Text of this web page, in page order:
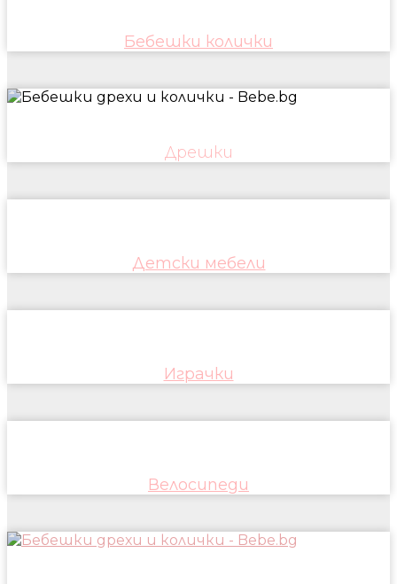
Бебешки колички
Дрешки
Детски мебели
Играчки
Велосипеди